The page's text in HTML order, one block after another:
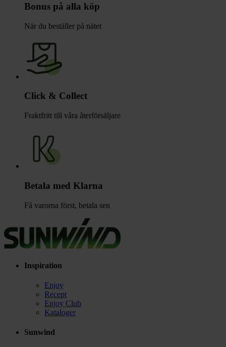
Bonus på alla köp
När du beställer på nätet
Click & Collect
Fraktfritt till våra återförsäljare
Betala med Klarna
Få varorna först, betala sen
Inspiration
Enjoy
Recept
Enjoy Club
Kataloger
Sunwind